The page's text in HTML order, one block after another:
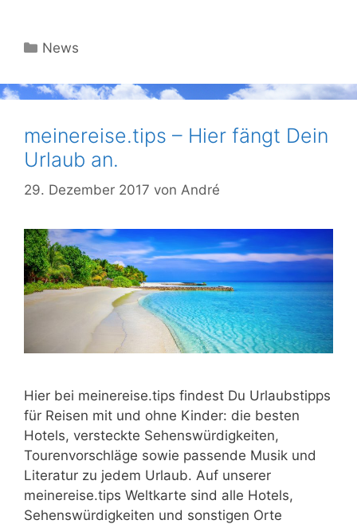
Kategorien
News
meinereise.tips – Hier fängt Dein
Urlaub an.
29. Dezember 2017 von André
Hier bei meinereise.tips findest Du Urlaubstipps
für Reisen mit und ohne Kinder: die besten
Hotels, versteckte Sehenswürdigkeiten,
Tourenvorschläge sowie passende Musik und
Literatur zu jedem Urlaub. Auf unserer
meinereise.tips Weltkarte sind alle Hotels,
Sehenswürdigkeiten und sonstigen Orte